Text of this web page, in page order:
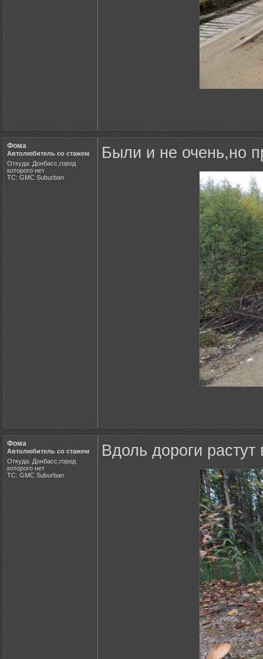
Фома
Автолюбитель со стажем
Откуда: Донбасс,город
которого нет
ТС: GMC Suburban
Были и не очень,но
Фома
Автолюбитель со стажем
Откуда: Донбасс,город
которого нет
ТС: GMC Suburban
Вдоль дороги растут